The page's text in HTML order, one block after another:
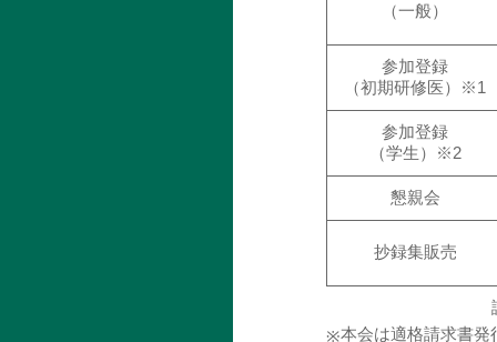
（一般）
参加登録
（初期研修医）※1
参加登録
（学生）※2
懇親会
抄録集販売
※本会は適格請求書発